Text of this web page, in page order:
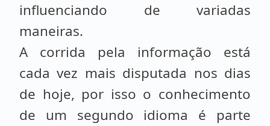
influenciando de variadas
maneiras.
A corrida pela informação está
cada vez mais disputada nos dias
de hoje, por isso o conhecimento
de um segundo idioma é parte